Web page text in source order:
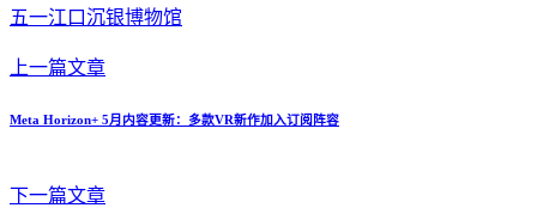
五一江口沉银博物馆
上一篇文章
Meta Horizon+ 5月内容更新：多款VR新作加入订阅阵容
下一篇文章